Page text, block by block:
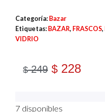
Categoría: Bazar
Etiquetas: BAZAR, FRASCOS,
VIDRIO
$249 $ 228
7 disponibles